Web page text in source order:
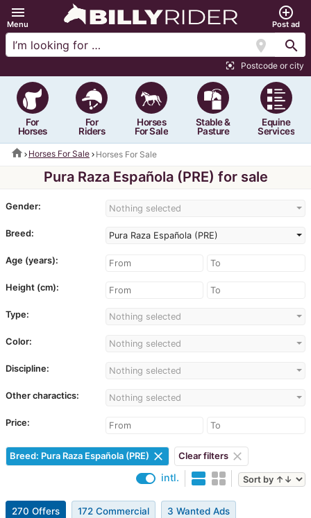
menu
Menu
add_circle_outline
Post ad
location_on search
center_focus_strong Postcode or city
For
Horses
For
Riders
Horses
For Sale
Stable &
Pasture
Equine
Services
home Horses For Sale Horses For Sale
Pura Raza Española (PRE) for sale
Gender: Nothing selected
Breed: Pura Raza Española (PRE)
Age (years):
Height (cm):
Type: Nothing selected
Color: Nothing selected
Discipline: Nothing selected
Other charactics: Nothing selected
Price:
Breed: Pura Raza Española (PRE) clear Clear filters clear
intl.
270 Offers 172 Commercial 3 Wanted Ads